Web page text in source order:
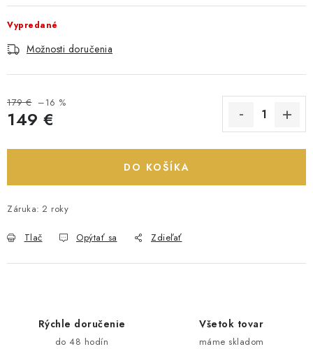
Vypredané
Možnosti doručenia
179 € –16 %
149 €
DO KOŠÍKA
Záruka: 2 roky
Tlač Opýtať sa Zdieľať
Rýchle doručenie
do 48 hodín
Všetok tovar
máme skladom